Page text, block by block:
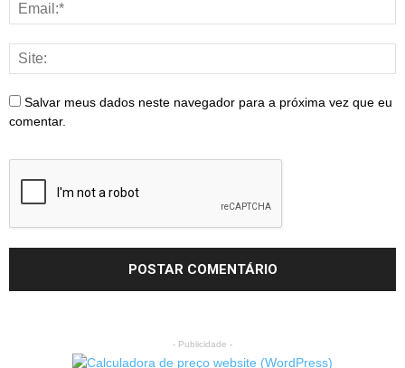
Salvar meus dados neste navegador para a próxima vez que eu
comentar.
- Publicidade -